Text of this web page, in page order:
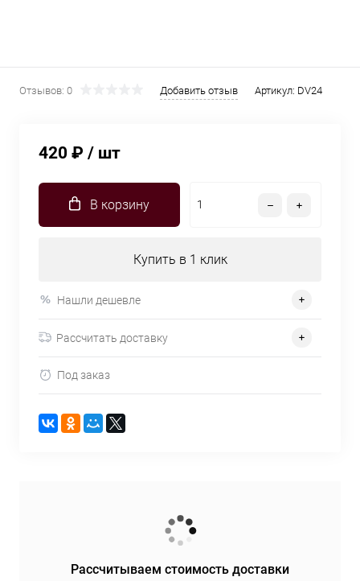
Отзывов: 0 Добавить отзыв Артикул: DV24
420 ₽ / шт
В корзину
Купить в 1 клик
Нашли дешевле
Рассчитать доставку
Под заказ
Рассчитываем стоимость доставки